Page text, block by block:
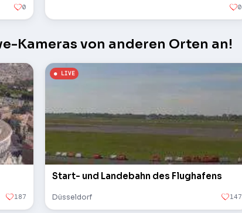
0 0
Kameras von anderen Orten an!
187
Start- und Landebahn des Flughafens
Düsseldorf 147